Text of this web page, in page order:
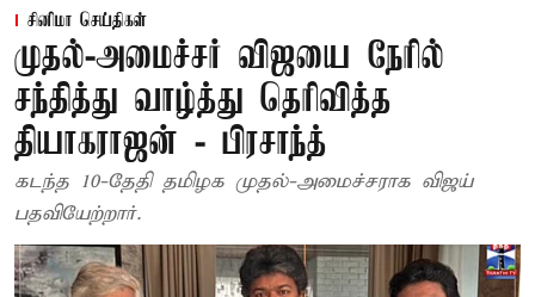
சினிமா செய்திகள்
முதல்-அமைச்சர் விஜயை நேரில்
சந்தித்து வாழ்த்து தெரிவித்த
தியாகராஜன் - பிரசாந்த்
கடந்த 10-தேதி தமிழக முதல்-அமைச்சராக விஜய்
பதவியேற்றார்.